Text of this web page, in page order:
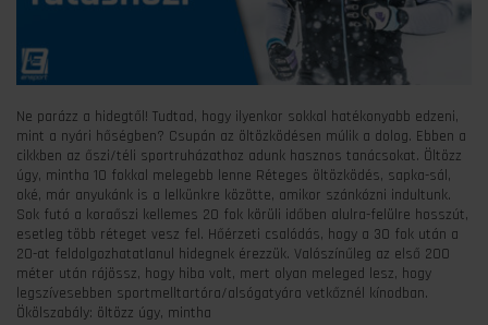
Ne parázz a hidegtől! Tudtad, hogy ilyenkor sokkal hatékonyabb edzeni,
mint a nyári hőségben? Csupán az öltözködésen múlik a dolog. Ebben a
cikkben az őszi/téli sportruházathoz adunk hasznos tanácsokat. Öltözz
úgy, mintha 10 fokkal melegebb lenne Réteges öltözködés, sapka-sál,
oké, már anyukánk is a lelkünkre közötte, amikor szánkózni indultunk.
Sok futó a koraőszi kellemes 20 fok körüli időben alulra-felülre hosszút,
esetleg több réteget vesz fel. Hőérzeti csalódás, hogy a 30 fok után a
20-at feldolgozhatatlanul hidegnek érezzük. Valószínűleg az első 200
méter után rájössz, hogy hiba volt, mert olyan meleged lesz, hogy
legszívesebben sportmelltartóra/alsógatyára vetkőznél kínodban.
Ökölszabály: öltözz úgy, mintha